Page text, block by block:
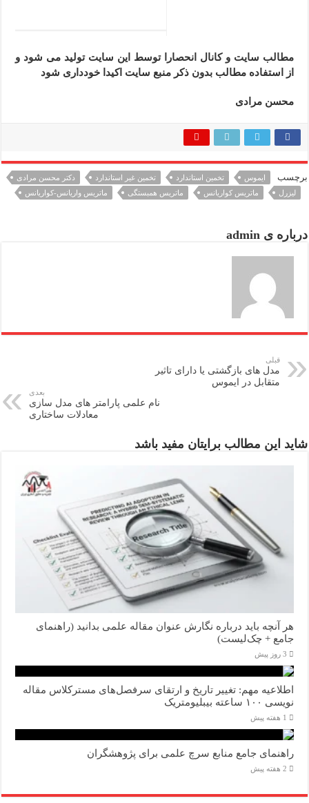
مطالب سایت و کانال انحصارا توسط این سایت تولید می شود و
از استفاده مطالب بدون ذکر منبع سایت اکیدا خودداری شود
محسن مرادی
برچسب ایموس تخمین استاندارد تخمین غیر استاندارد
دکتر محسن مرادی
لیزرل
ماتریس کواریانس ماتریس همبستگی ماتریس واریانس-کواریانس
درباره ی admin
قبلی
مدل های بازگشتی یا دارای تاثیر
متقابل در ایموس
بعدی
نام علمی پارامتر های مدل سازی
معادلات ساختاری
شاید این مطالب برایتان مفید باشد
هر آنچه باید درباره نگارش عنوان مقاله علمی بدانید (راهنمای
جامع + چک‌لیست)
3 روز پیش
اطلاعیه مهم: تغییر تاریخ و ارتقای سرفصل‌های مسترکلاس مقاله
نویسی ۱۰۰ ساعته بیبلیومتریک
1 هفته پیش
راهنمای جامع منابع سرچ علمی برای پژوهشگران
2 هفته پیش